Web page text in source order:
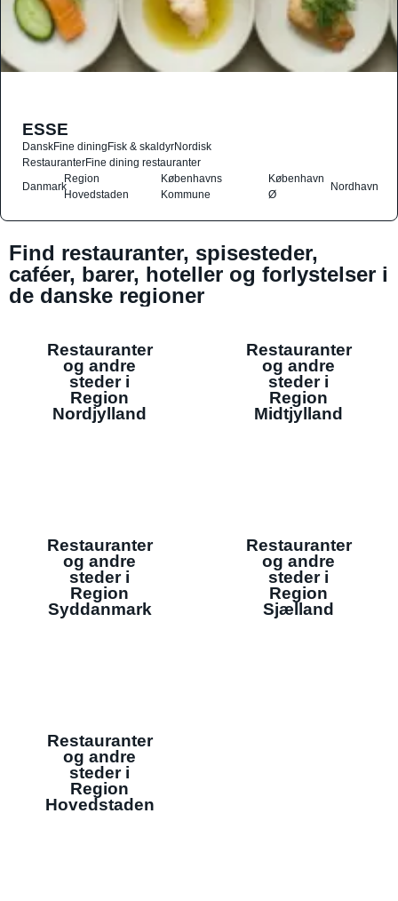
ESSE
DanskFine diningFisk & skaldyrNordisk
RestauranterFine dining restauranter
Danmark
Region
Hovedstaden
Københavns
Kommune
København
Ø
Nordhavn
Find restauranter, spisesteder,
caféer, barer, hoteller og forlystelser i
de danske regioner
Restauranter
og andre
steder i
Region
Nordjylland
Restauranter
og andre
steder i
Region
Midtjylland
Restauranter
og andre
steder i
Region
Syddanmark
Restauranter
og andre
steder i
Region
Sjælland
Restauranter
og andre
steder i
Region
Hovedstaden